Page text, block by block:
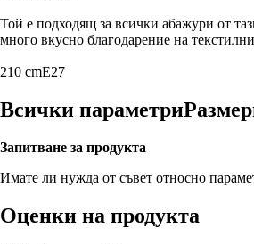
Той е подходящ за всички абажури от
много вкусно благодарение на
210 cmE27
Всички параметри
Запитване за продукта
Имате ли нужда от съвет относно
Оценки на продукта